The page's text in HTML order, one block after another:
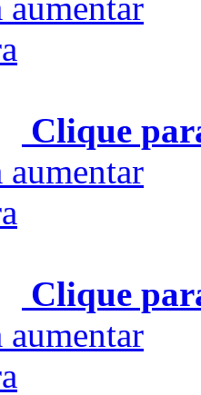
Clique
Clique